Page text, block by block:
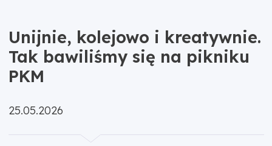
Unijnie, kolejowo i kreatywnie.
Tak bawiliśmy się na pikniku
PKM
Opublikowano:
25.05.2026